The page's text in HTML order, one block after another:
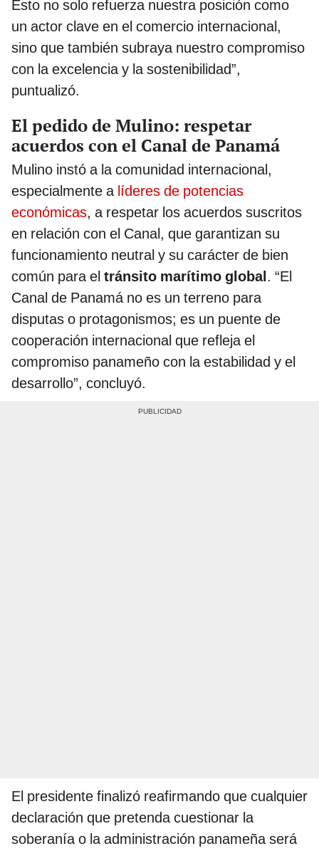
Esto no solo refuerza nuestra posición como
un actor clave en el comercio internacional,
sino que también subraya nuestro compromiso
con la excelencia y la sostenibilidad”,
puntualizó.
El pedido de Mulino: respetar
acuerdos con el Canal de Panamá
Mulino instó a la comunidad internacional,
especialmente a líderes de potencias
económicas, a respetar los acuerdos suscritos
en relación con el Canal, que garantizan su
funcionamiento neutral y su carácter de bien
común para el tránsito marítimo global. “El
Canal de Panamá no es un terreno para
disputas o protagonismos; es un puente de
cooperación internacional que refleja el
compromiso panameño con la estabilidad y el
desarrollo”, concluyó.
El presidente finalizó reafirmando que cualquier
declaración que pretenda cuestionar la
soberanía o la administración panameña será